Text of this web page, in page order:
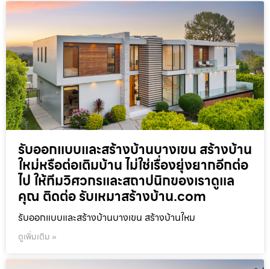
รับออกแบบและสร้างบ้านบางเขน สร้างบ้าน
ใหม่หรือต่อเติมบ้าน ไม่ใช่เรื่องยุ่งยากอีกต่อ
ไป ให้ทีมวิศวกรและสถาปนิกของเราดูแล
คุณ ติดต่อ รับเหมาสร้างบ้าน.com
รับออกแบบและสร้างบ้านบางเขน สร้างบ้านใหม
ดูเพิ่มเติม »